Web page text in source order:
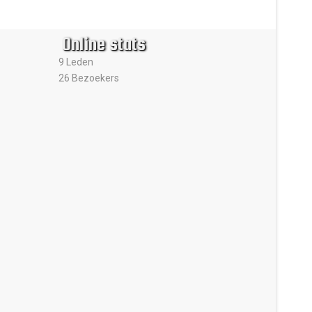
Online stats
9 Leden
26 Bezoekers